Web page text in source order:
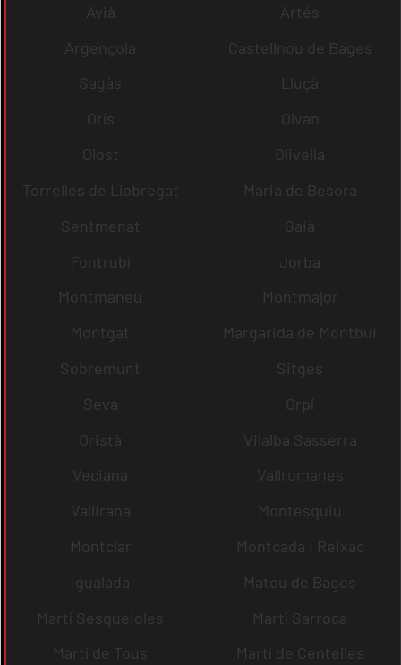
Avià
Artés
Argençola
Castellnou de Bages
Sagàs
Lluçà
Orís
Olvan
Olost
Olivella
Torrelles de Llobregat
Maria de Besora
Sentmenat
Gaià
Fontrubí
Jorba
Montmaneu
Montmajor
Montgat
Margarida de Montbui
Sobremunt
Sitges
Seva
Orpí
Oristà
Vilalba Sasserra
Veciana
Vallromanes
Vallirana
Montesquiu
Montclar
Montcada i Reixac
Igualada
Mateu de Bages
Martí Sesgueioles
Martí Sarroca
Martí de Tous
Martí de Centelles